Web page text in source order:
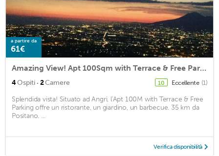
a partire da
61€
Amazing View! Apt 100Sqm with Terrace & Free Parking
4Ospiti · 2Camere 10 Eccellente (1)
Splendida vista! Situato ad Angri, l'Apt 100M with Terrace & Free
Parking offre un ristorante, un giardino, un barbecue. 35 km da
Positano. ...
Verifica disponibilità